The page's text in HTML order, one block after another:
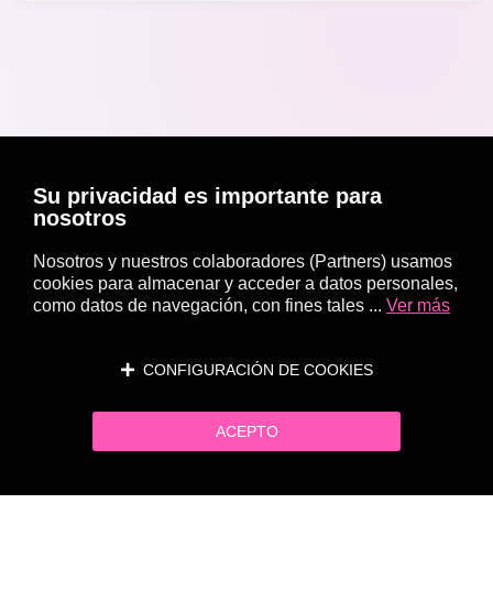
Su privacidad es importante para
nosotros
Nosotros y nuestros colaboradores (Partners) usamos
cookies para almacenar y acceder a datos personales,
como datos de navegación, con fines tales ... Ver más
CONFIGURACIÓN DE COOKIES
ACEPTO